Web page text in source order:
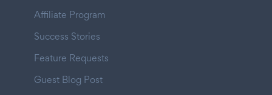
Affiliate Program
Success Stories
Feature Requests
Guest Blog Post